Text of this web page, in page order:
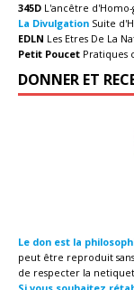
345D L'ancêtre d'Homo-
La Divulgation Suite
EDLN Les Etres De La
Petit Poucet Pratiques
DONNER ET
Le don est la
peut être reproduit
de respecter la